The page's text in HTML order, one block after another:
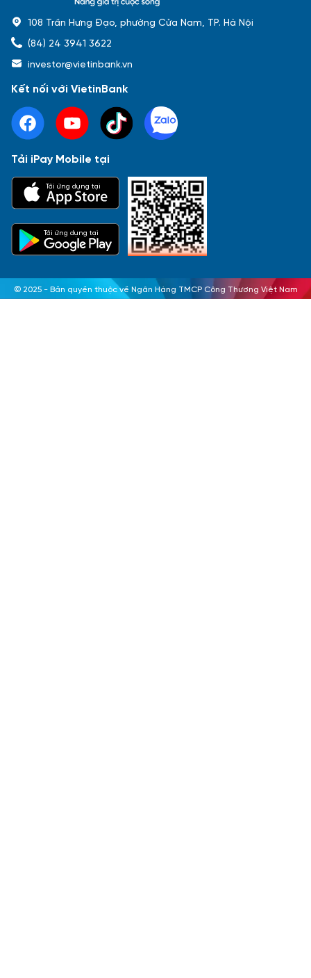
108 Trần Hưng Đạo, phường Cửa Nam, TP. Hà Nội
(84) 24 3941 3622
investor@vietinbank.vn
Kết nối với VietinBank
Tải iPay Mobile tại
Tải ứng dụng tại
Tải ứng dụng tại
© 2025 - Bản quyền thuộc về Ngân Hàng TMCP Công Thương Việt Nam